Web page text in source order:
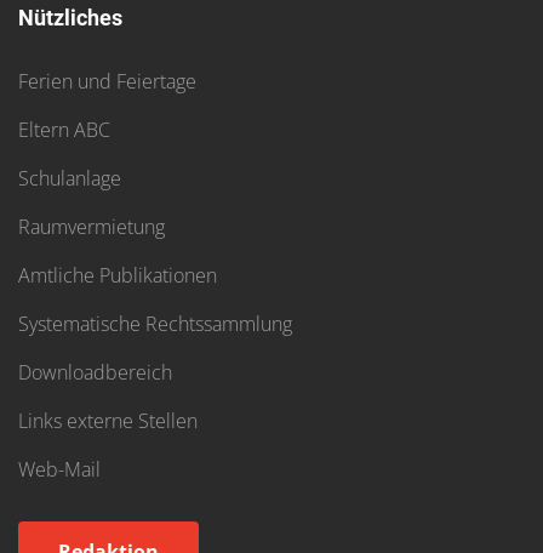
Nützliches
Ferien und Feiertage
Eltern ABC
Schulanlage
Raumvermietung
Amtliche Publikationen
Systematische Rechtssammlung
Downloadbereich
Links externe Stellen
Web-Mail